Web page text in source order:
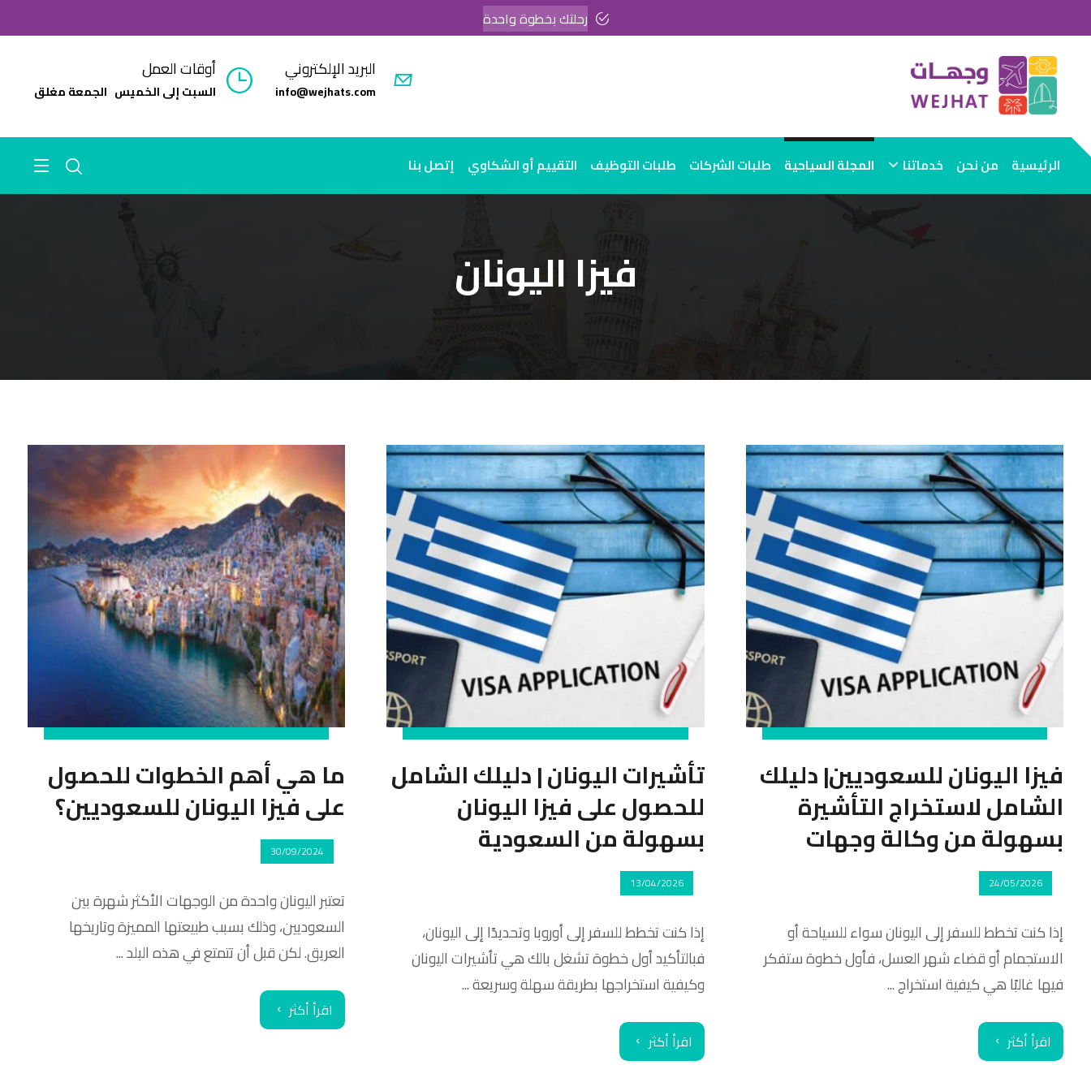
رحلتك بخطوة واحدة
أوقات العمل
السبت إلى الخميس الجمعة مغلق
البريد الإلكتروني
info@wejhats.com
الرئيسية من نحن خدماتنا المجلة السياحية طلبات الشركات طلبات التوظيف التقييم أو الشكاوي إتصل بنا
فيزا اليونان
فيزا اليونان للسعوديين| دليلك
الشامل لاستخراج التأشيرة
بسهولة من وكالة وجهات
24/05/2026
إذا كنت تخطط للسفر إلى اليونان سواء للسياحة أو
الاستجمام أو قضاء شهر العسل، فأول خطوة ستفكر
فيها غالبًا هي كيفية استخراج ...
اقرأ أكثر
تأشيرات اليونان | دليلك الشامل
للحصول على فيزا اليونان
بسهولة من السعودية
13/04/2026
إذا كنت تخطط للسفر إلى أوروبا وتحديدًا إلى اليونان،
فبالتأكيد أول خطوة تشغل بالك هي تأشيرات اليونان
وكيفية استخراجها بطريقة سهلة وسريعة ...
اقرأ أكثر
ما هي أهم الخطوات للحصول
على فيزا اليونان للسعوديين؟
30/09/2024
تعتبر اليونان واحدة من الوجهات الأكثر شهرة بين
السعوديين، وذلك بسبب طبيعتها المميزة وتاريخها
العريق. لكن قبل أن تتمتع في هذه البلد ...
اقرأ أكثر